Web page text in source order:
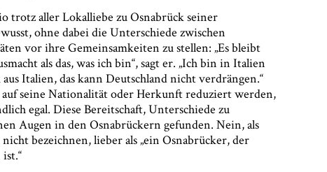
trotz aller Lokalliebe zu Osnabrück seiner
ohne dabei die Unterschiede zwischen
vor ihre Gemeinsamkeiten zu stellen: „Es bleibt
als das, was ich bin“, sagt er. „Ich bin in Italien
Italien, das kann Deutschland nicht verdrängen.“
seine Nationalität oder Herkunft reduziert werden,
egal. Diese Bereitschaft, Unterschiede zu
Augen in den Osnabrückern gefunden. Nein, als
bezeichnen, lieber als „ein Osnabrücker, der